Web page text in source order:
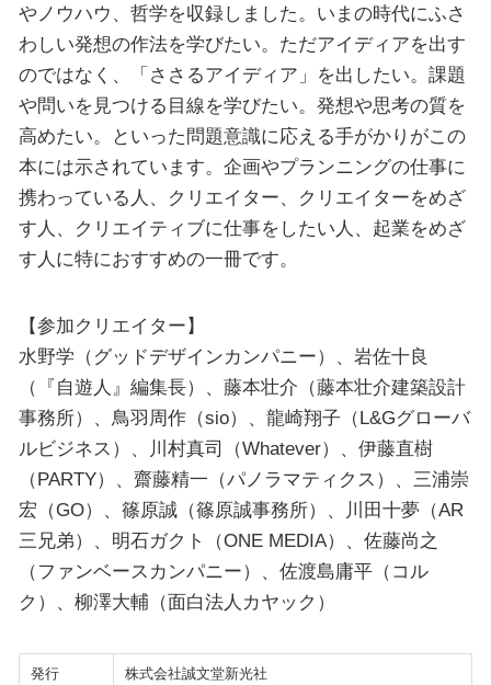
やノウハウ、哲学を収録しました。いまの時代にふさ
わしい発想の作法を学びたい。ただアイディアを出す
のではなく、「ささるアイディア」を出したい。課題
や問いを見つける目線を学びたい。発想や思考の質を
高めたい。といった問題意識に応える手がかりがこの
本には示されています。企画やプランニングの仕事に
携わっている人、クリエイター、クリエイターをめざ
す人、クリエイティブに仕事をしたい人、起業をめざ
す人に特におすすめの一冊です。
【参加クリエイター】
水野学（グッドデザインカンパニー）、岩佐十良
（『自遊人』編集長）、藤本壮介（藤本壮介建築設計
事務所）、鳥羽周作（sio）、龍崎翔子（L&Gグローバ
ルビジネス）、川村真司（Whatever）、伊藤直樹
（PARTY）、齋藤精一（パノラマティクス）、三浦崇
宏（GO）、篠原誠（篠原誠事務所）、川田十夢（AR
三兄弟）、明石ガクト（ONE MEDIA）、佐藤尚之
（ファンベースカンパニー）、佐渡島庸平（コル
ク）、柳澤大輔（面白法人カヤック）
発行 株式会社誠文堂新光社